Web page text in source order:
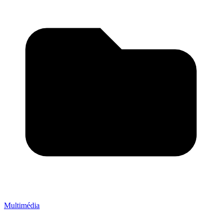
Multimédia